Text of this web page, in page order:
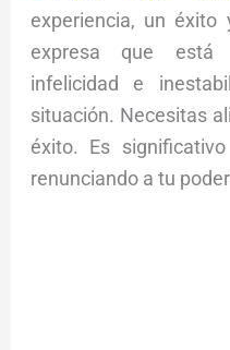
experiencia, un éxito
expresa que está
infelicidad e
situación. Necesitas
éxito. Es
renunciando a tu